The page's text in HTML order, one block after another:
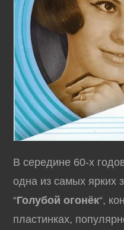
В середине 60-х
одна из самых ярких
“Голубой огонёк“,
пластинках,